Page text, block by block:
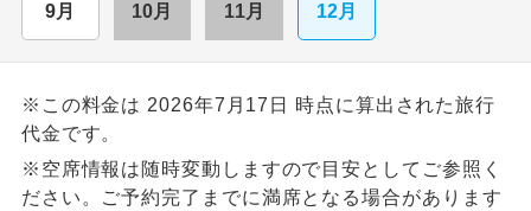
9月 10月 11月 12月
※この料金は 2026年7月17日 時点に算出された旅行
代金です。
※空席情報は随時変動しますので目安としてご参照く
ださい。ご予約完了までに満席となる場合があります